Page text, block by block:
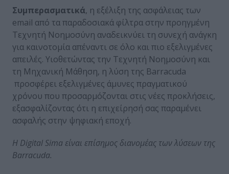
Συμπερασματικά, η εξέλιξη της ασφάλειας των
email από τα παραδοσιακά φίλτρα στην προηγμένη
Τεχνητή Νοημοσύνη αναδεικνύει τη συνεχή ανάγκη
για καινοτομία απέναντι σε όλο και πιο εξελιγμένες
απειλές. Υιοθετώντας την Τεχνητή Νοημοσύνη και
τη Μηχανική Μάθηση, η λύση της Barracuda
προσφέρει εξελιγμένες άμυνες πραγματικού
χρόνου που προσαρμόζονται στις νέες προκλήσεις,
εξασφαλίζοντας ότι η επιχείρησή σας παραμένει
ασφαλής στην ψηφιακή εποχή.
Η Digital Sima είναι επίσημος διανομέας των λύσεων της
Barracuda.